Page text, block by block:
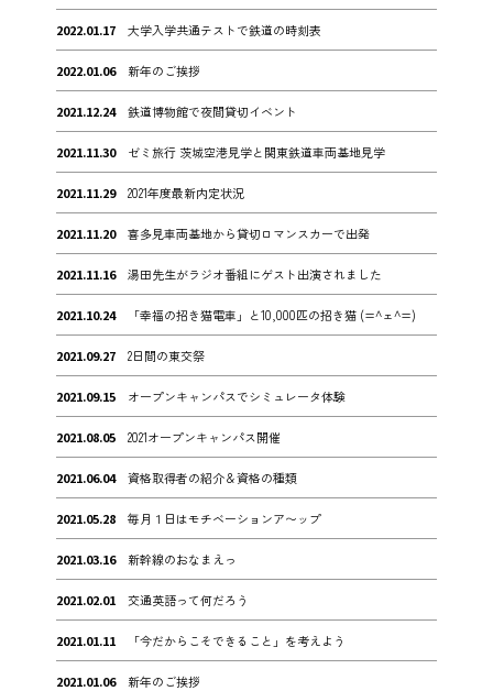
2022.01.17 大学入学共通テストで鉄道の時刻表
2022.01.06 新年のご挨拶
2021.12.24 鉄道博物館で夜間貸切イベント
2021.11.30 ゼミ旅行 茨城空港見学と関東鉄道車両基地見学
2021.11.29 2021年度最新内定状況
2021.11.20 喜多見車両基地から貸切ロマンスカーで出発
2021.11.16 湯田先生がラジオ番組にゲスト出演されました
2021.10.24 「幸福の招き猫電車」と10,000匹の招き猫 (=^ェ^=)
2021.09.27 2日間の東交祭
2021.09.15 オープンキャンパスでシミュレータ体験
2021.08.05 2021オープンキャンパス開催
2021.06.04 資格取得者の紹介＆資格の種類
2021.05.28 毎月１日はモチベーションア〜ップ
2021.03.16 新幹線のおなまえっ
2021.02.01 交通英語って何だろう
2021.01.11 「今だからこそできること」を考えよう
2021.01.06 新年のご挨拶